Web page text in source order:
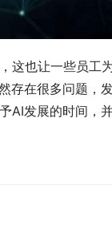
这也让一些员
存在很多问题
发展的时间，